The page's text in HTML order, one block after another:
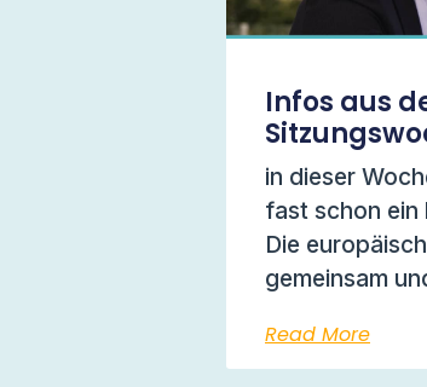
Infos aus
in dieser
fast schon ein
Die
gemeinsam
Read More